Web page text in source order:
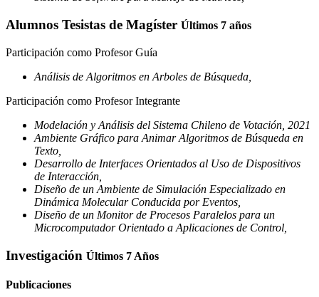
Alumnos Tesistas de Magíster Últimos 7 años
Participación como Profesor Guía
Análisis de Algoritmos en Arboles de Búsqueda,
Participación como Profesor Integrante
Modelación y Análisis del Sistema Chileno de Votación, 2021
Ambiente Gráfico para Animar Algoritmos de Búsqueda en
Texto,
Desarrollo de Interfaces Orientados al Uso de Dispositivos
de Interacción,
Diseño de un Ambiente de Simulación Especializado en
Dinámica Molecular Conducida por Eventos,
Diseño de un Monitor de Procesos Paralelos para un
Microcomputador Orientado a Aplicaciones de Control,
Investigación Últimos 7 Años
Publicaciones